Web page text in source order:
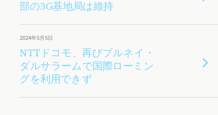
部の3G基地局は維持
2024年5月5日
NTTドコモ、再びブルネイ・
ダルサラームで国際ローミン
グを利用できず